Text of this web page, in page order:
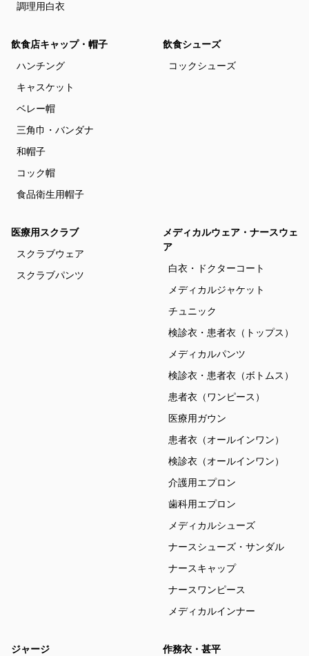
調理用白衣
飲食店キャップ・帽子
ハンチング
キャスケット
ベレー帽
三角巾・バンダナ
和帽子
コック帽
食品衛生用帽子
飲食シューズ
コックシューズ
医療用スクラブ
スクラブウェア
スクラブパンツ
メディカルウェア・ナースウェ
ア
白衣・ドクターコート
メディカルジャケット
チュニック
検診衣・患者衣（トップス）
メディカルパンツ
検診衣・患者衣（ボトムス）
患者衣（ワンピース）
医療用ガウン
患者衣（オールインワン）
検診衣（オールインワン）
介護用エプロン
歯科用エプロン
メディカルシューズ
ナースシューズ・サンダル
ナースキャップ
ナースワンピース
メディカルインナー
ジャージ
作務衣・甚平